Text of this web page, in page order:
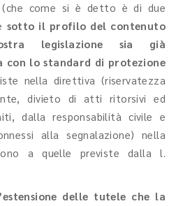
come si è detto è di due
sotto il profilo del contenuto
legislazione sia già
con lo standard di protezione
nella direttiva (riservatezza
divieto di atti ritorsivi ed
dalla responsabilità civile e
alla segnalazione) nella
a quelle previste dalla l.
delle tutele che la